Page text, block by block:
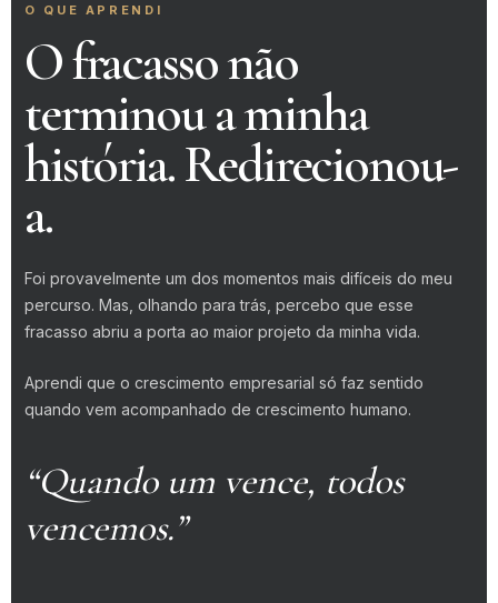
O QUE APRENDI
O fracasso não
terminou a minha
história. Redirecionou-
a.
Foi provavelmente um dos momentos mais difíceis do meu
percurso. Mas, olhando para trás, percebo que esse
fracasso abriu a porta ao maior projeto da minha vida.
Aprendi que o crescimento empresarial só faz sentido
quando vem acompanhado de crescimento humano.
“Quando um vence, todos
vencemos.”